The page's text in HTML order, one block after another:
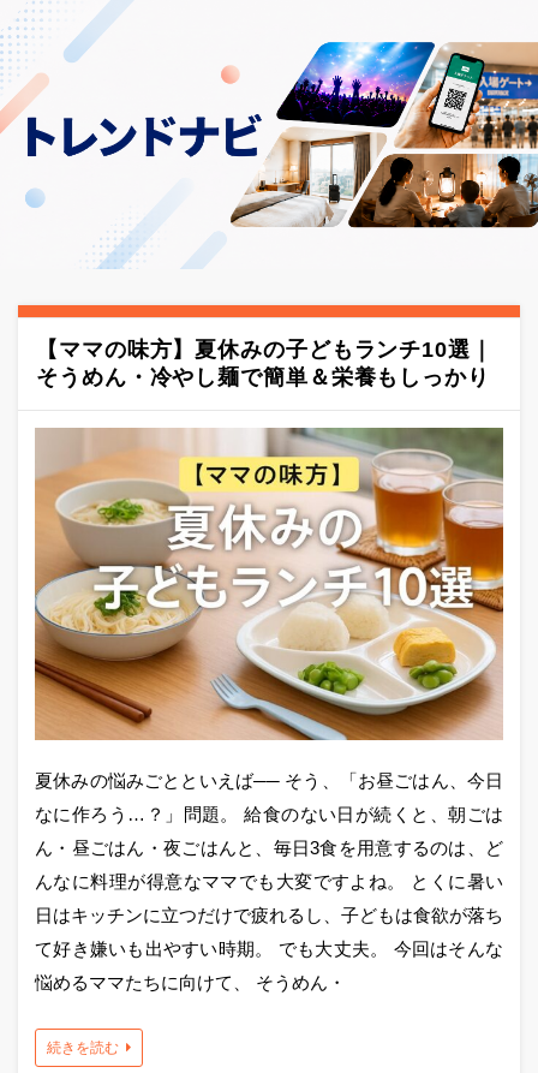
【ママの味方】夏休みの子どもランチ10選｜
そうめん・冷やし麺で簡単＆栄養もしっかり
夏休みの悩みごとといえば── そう、「お昼ごはん、今日
なに作ろう…？」問題。 給食のない日が続くと、朝ごは
ん・昼ごはん・夜ごはんと、毎日3食を用意するのは、ど
んなに料理が得意なママでも大変ですよね。 とくに暑い
日はキッチンに立つだけで疲れるし、子どもは食欲が落ち
て好き嫌いも出やすい時期。 でも大丈夫。 今回はそんな
悩めるママたちに向けて、 そうめん・
続きを読む